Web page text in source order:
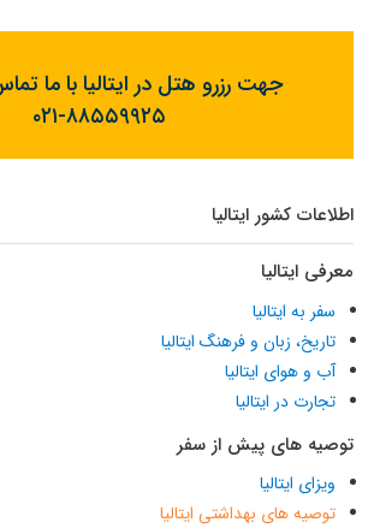
جهت رزرو هتل در ایتالیا با ما
۰۲۱-۸۸۵۵۹۹۲۵
اطلاعات کشور ایتالیا
معرفی ایتالیا
سفر به ایتالیا
تاریخ، زبان و فرهنگ ایتالیا
آب و هوای ایتالیا
تجارت در ایتالیا
توصیه های پیش از سفر
ویزای ایتالیا
توصیه های بهداشتی ایتالیا